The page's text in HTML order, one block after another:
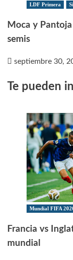
LDF Primera
Moca y
semis
septiembre 30,
Te pueden
Mundial FIFA
Francia vs
mundial